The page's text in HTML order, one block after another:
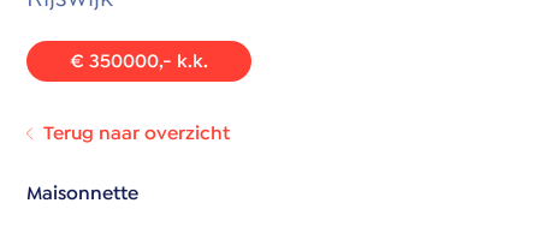
€ 350000,- k.k.
Terug naar overzicht
Maisonnette